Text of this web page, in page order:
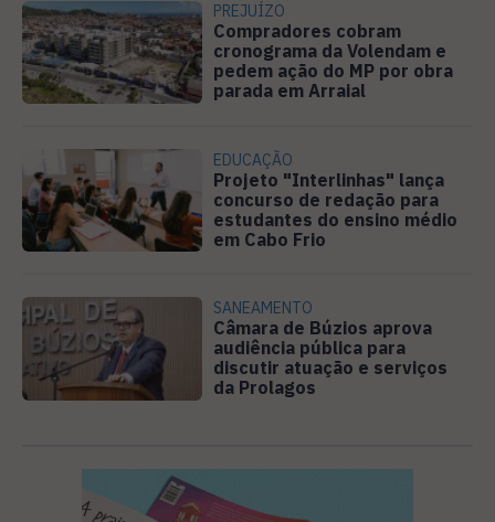
PREJUÍZO
Compradores cobram
cronograma da Volendam e
pedem ação do MP por obra
parada em Arraial
EDUCAÇÃO
Projeto "Interlinhas" lança
concurso de redação para
estudantes do ensino médio
em Cabo Frio
SANEAMENTO
Câmara de Búzios aprova
audiência pública para
discutir atuação e serviços
da Prolagos